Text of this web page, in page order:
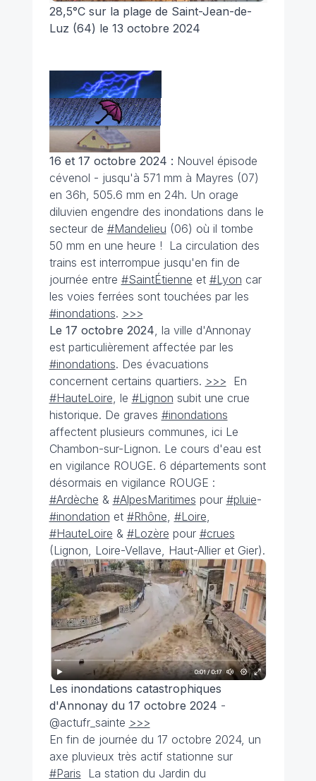
28,5°C sur la plage de Saint-Jean-de-
Luz (64) le 13 octobre 2024
16 et 17 octobre 2024 : Nouvel épisode
cévenol - jusqu'à 571 mm à Mayres (07)
en 36h, 505.6 mm en 24h. Un orage
diluvien engendre des inondations dans le
secteur de #Mandelieu (06) où il tombe
50 mm en une heure ! La circulation des
trains est interrompue jusqu'en fin de
journée entre #SaintÉtienne et #Lyon car
les voies ferrées sont touchées par les
#inondations. >>>
Le 17 octobre 2024 , la ville d'Annonay
est particulièrement affectée par les
#inondations. Des évacuations
concernent certains quartiers. >>> En
#HauteLoire , le #Lignon subit une crue
historique. De graves #inondations
affectent plusieurs communes, ici Le
Chambon-sur-Lignon. Le cours d'eau est
en vigilance ROUGE. 6 départements sont
désormais en vigilance ROUGE :
#Ardèche & #AlpesMaritimes pour #pluie-
#inondation et #Rhône #Loire
#HauteLoire & #Lozère pour #crues
(Lignon, Loire-Vellave, Haut-Allier et Gier).
Les inondations catastrophiques
d'Annonay du 17 octobre 2024 -
@actufr_sainte >>>
En fin de journée du 17 octobre 2024, un
axe pluvieux très actif stationne sur
#Paris La station du Jardin du